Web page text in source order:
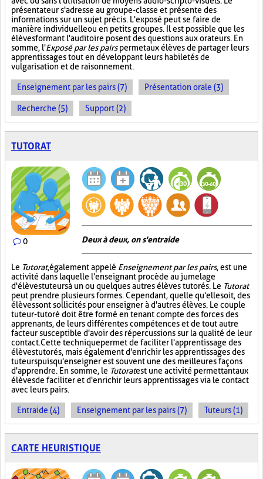
présentateur s'adresse au groupe-classe et présente des
informations sur un sujet précis. L'exposé peut se faire de
manière individuelle ou en petits groupes. Il est possible que les
élèves formant l'auditoire posent des questions aux orateurs. En
somme, l'Exposé par les pairspermet aux élèves de partager leurs
apprentissages tout en développant leurs habiletés de
vulgarisation et de raisonnement.
Enseignement par les pairs (7) Présentation orale (3)
Recherche (5) Support (2)
TUTORAT
0 Deux à deux, on s'entraide
Le Tutorat, également appelé Enseignement par les pairs, est une
activité dans laquelle l'enseignant procède au jumelage
d'élèves tuteurs à un ou quelques autres élèves tutorés. Le Tutorat
peut prendre plusieurs formes. Cependant, quelle qu'elle soit, des
élèves sont sollicités pour enseigner à d'autres élèves. Le couple
tuteur-tutoré doit être formé en tenant compte des forces des
apprenants, de leurs différentes compétences et de tout autre
facteur susceptible d'avoir des répercussions sur la qualité de leur
contact. Cette technique permet de faciliter l'apprentissage des
élèves tutorés, mais également d'enrichir les apprentissages des
tuteurs puisqu'enseigner est souvent une des meilleures façons
d'apprendre. En somme, le Tutoratest une activité permettant aux
élèves de faciliter et d'enrichir leurs apprentissages via le contact
avec leurs pairs.
Entraide (4) Enseignement par les pairs (7) Tuteurs (1)
CARTE HEURISTIQUE